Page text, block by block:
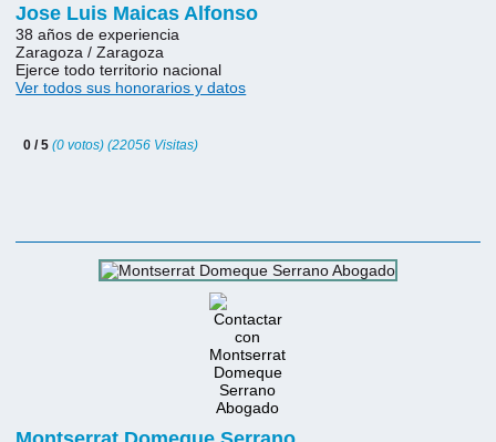
Jose Luis Maicas Alfonso
38 años de experiencia
Zaragoza / Zaragoza
Ejerce todo territorio nacional
Ver todos sus honorarios y datos
0 / 5(0 votos) (22056 Visitas)